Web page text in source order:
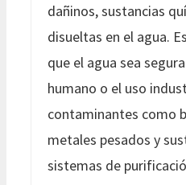
dañinos, sustancias
disueltas en el agua.
que el agua sea
humano o el uso
contaminantes como
metales pesados y
sistemas de